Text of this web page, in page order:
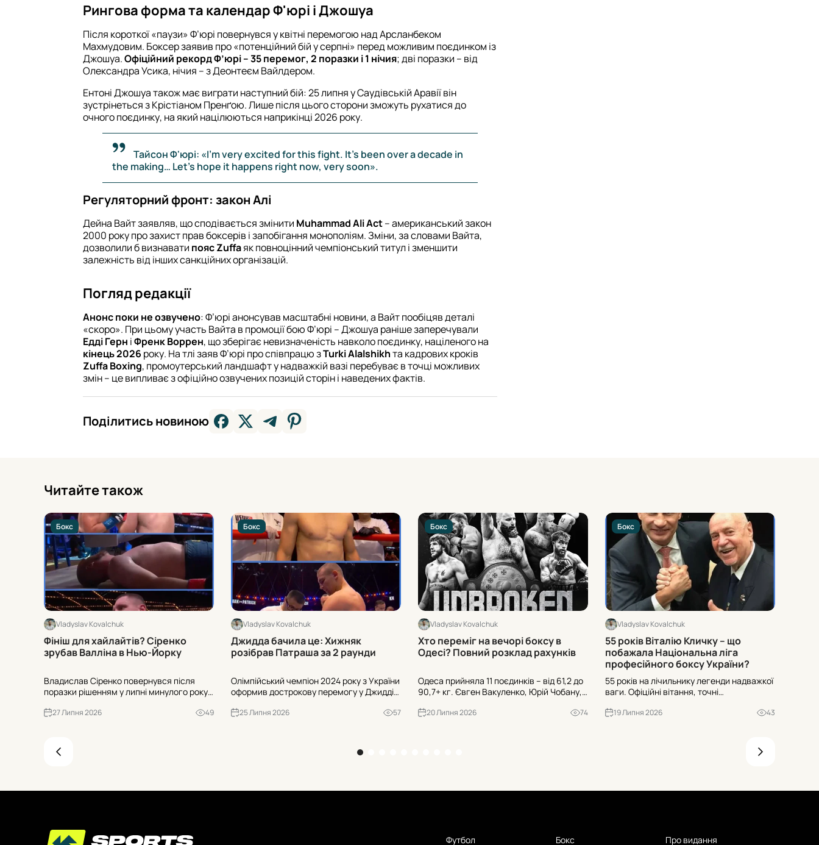
Рингова форма та календар Ф'юрі і Джошуа
Після короткої «паузи» Ф’юрі повернувся у квітні перемогою над Арсланбеком
Махмудовим. Боксер заявив про «потенційний бій у серпні» перед можливим поєдинком із
Джошуа.Офіційний рекорд Ф’юрі – 35 перемог, 2 поразки і 1 нічия; дві поразки – від
Олександра Усика, нічия – з Деонтеєм Вайлдером.
Ентоні Джошуа також має виграти наступний бій: 25 липня у Саудівській Аравії він
зустрінеться з Крістіаном Пренґою. Лише після цього сторони зможуть рухатися до
очного поєдинку, на який націлюються наприкінці 2026 року.
Тайсон Ф'юрі: «I'm very excited for this fight. It's been over a decade in
the making… Let's hope it happens right now, very soon».
Регуляторний фронт: закон Алі
Дейна Вайт заявляв, що сподівається змінити Muhammad Ali Act– американський закон
2000 року про захист прав боксерів і запобігання монополіям. Зміни, за словами Вайта,
дозволили б визнавати пояс Zuffaяк повноцінний чемпіонський титул і зменшити
залежність від інших санкційних організацій.
Погляд редакції
Анонс поки не озвучено: Ф’юрі анонсував масштабні новини, а Вайт пообіцяв деталі
«скоро». При цьому участь Вайта в промоції бою Ф’юрі – Джошуа раніше заперечували
Едді Герн іФренк Воррен, що зберігає невизначеність навколо поєдинку, націленого на
кінець 2026 року. На тлі заяв Ф’юрі про співпрацю зTurki Alalshikhта кадрових кроків
Zuffa Boxing, промоутерський ландшафт у надважкій вазі перебуває в точці можливих
змін – це випливає з офіційно озвучених позицій сторін і наведених фактів.
Поділитись новиною
Читайте також
Бокс
Vladyslav Kovalchuk
Фініш для хайлайтів? Сіренко
зрубав Валліна в Нью-Йорку
Владислав Сіренко повернувся після
поразки рішенням у липні минулого року
Валліна у важкий нокаут під завісу 10-го
27 Липня 2026 49
Бокс
Vladyslav Kovalchuk
Джидда бачила це: Хижняк
розібрав Патраша за 2 раунди
Олімпійський чемпіон 2024 року з України
оформив дострокову перемогу у Джидді:
нокдауні, перший — після лівого хуку.
25 Липня 2026 57
Бокс
Vladyslav Kovalchuk
Хто переміг на вечорі боксу в
Одесі? Повний розклад рахунків
Одеса прийняла 11 поєдинків – від 61,2 до
90,7+ кг. Євген Вакуленко, Юрій Чобану,
перемоги. Далі – точні рахунки суддів і
20 Липня 2026 74
Бокс
Vladyslav Kovalchuk
55 років Віталію Кличку – що
побажала Національна ліга
професійного боксу України?
55 років на лічильнику легенди надважкої
ваги. Офіційні вітання, точні
дивіться, що саме підкреслили у
19 Липня 2026 43
Футбол
Бокс
Про видання